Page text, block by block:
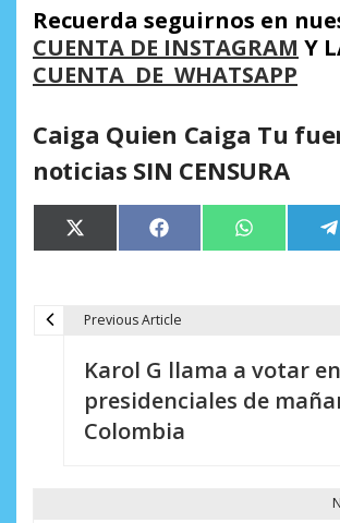
Recuerda seguirnos en
CUENTA DE INSTAGRAM Y
CUENTA DE WHATSAPP
Caiga Quien Caiga Tu
noticias SIN CENSURA
Compartir
en
X
(Twitter)
Compartir
en
Facebook Compartir
en
WhatsApp
Previous Article
Karol G llama a votar
presidenciales de
Colombia